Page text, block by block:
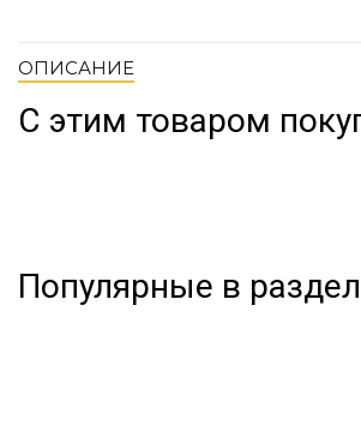
ОПИСАНИЕ
С этим товаром
Популярные в